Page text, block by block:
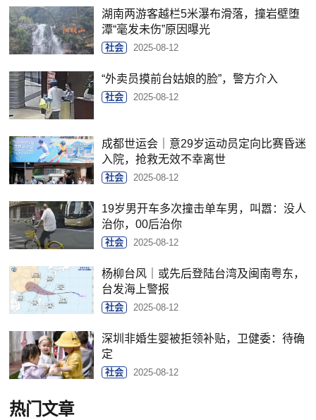
湖南两游客越栏5米瀑布滑落，撞岩壁堕
潭“毫发未伤”原因曝光
社会 2025-08-12
“外卖员摸前台姑娘的脸”，警方介入
社会 2025-08-12
成都世运会｜意29岁运动员定向比赛昏迷
入院，抢救无效不幸离世
社会 2025-08-12
19岁男开车多次撞击单车男，叫嚣：没人
治你，00后治你
社会 2025-08-12
杨柳台风｜或先后登陆台湾及闽南粤东，
台发海上警报
社会 2025-08-12
深圳非婚生婴被拒领补贴，卫健委：待确
定
社会 2025-08-12
热门文章